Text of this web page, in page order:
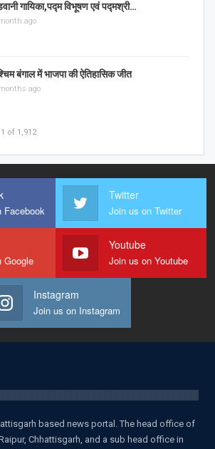
गायिका,पद्म विभूषण एवं पद्मश्री…
ago
बंगाल में भाजपा की ऐतिहासिक जीत
ago
1 of 1,912
Facebook
Twitter
Join us on Twitter
Google
Youtube
Join us on Youtube
Instagram
Join us on Instagram
based news portal. The head office of
Chhattisgarh, and a sub head office in